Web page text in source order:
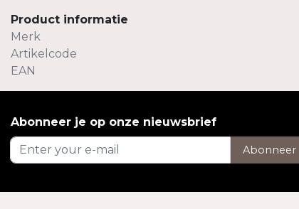
Product informatie
Merk
Artikelcode
EAN
Abonneer je op onze nieuwsbrief
Abonneer